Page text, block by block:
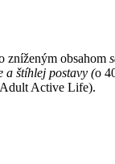
zníženým obsahom
a štíhlej postavy (o
Active Life).